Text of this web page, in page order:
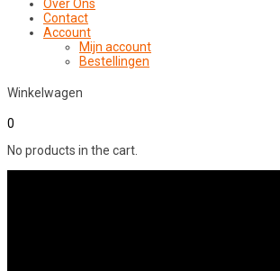
Over Ons
Contact
Account
Mijn account
Bestellingen
Winkelwagen
0
No products in the cart.